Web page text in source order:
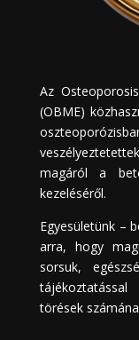
Az
(OBME)
magáról a
kezeléséről.
Egyesületünk –
arra, hogy
sorsuk,
törések